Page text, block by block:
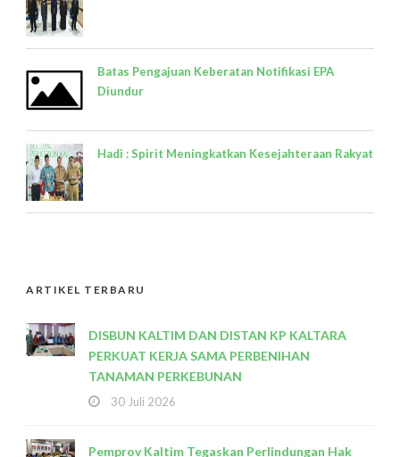
Batas Pengajuan Keberatan Notifikasi EPA
Diundur
Hadi : Spirit Meningkatkan Kesejahteraan Rakyat
ARTIKEL TERBARU
DISBUN KALTIM DAN DISTAN KP KALTARA
PERKUAT KERJA SAMA PERBENIHAN
TANAMAN PERKEBUNAN
30 Juli 2026
Pemprov Kaltim Tegaskan Perlindungan Hak